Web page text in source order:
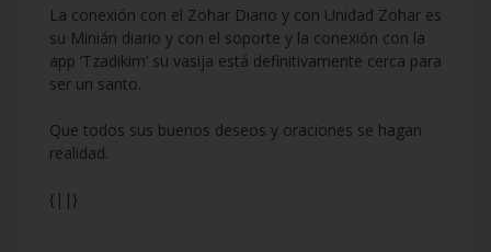
La conexión con el Zohar Diario y con Unidad Zohar es
su Minián diario y con el soporte y la conexión con la
app ‘Tzadikim’ su vasija está definitivamente cerca para
ser un santo.
Que todos sus buenos deseos y oraciones se hagan
realidad.
{||}